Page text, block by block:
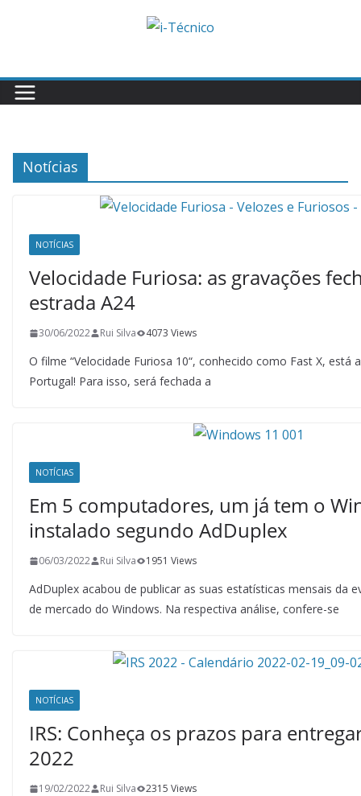
Notícias
NOTÍCIAS
Velocidade Furiosa: as gravações
estrada A24
30/06/2022 Rui Silva 4073 Views
O filme “Velocidade Furiosa 10“, conhecido como Fast X, está
Portugal! Para isso, será fechada a
NOTÍCIAS
Em 5 computadores, um já tem o
instalado segundo AdDuplex
06/03/2022 Rui Silva 1951 Views
AdDuplex acabou de publicar as suas estatísticas mensais da
de mercado do Windows. Na respectiva análise, confere-se
NOTÍCIAS
IRS: Conheça os prazos para
2022
19/02/2022 Rui Silva 2315 Views